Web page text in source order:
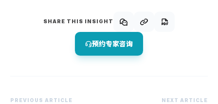
SHARE THIS INSIGHT
预约专家咨询
PREVIOUS ARTICLE NEXT ARTICLE